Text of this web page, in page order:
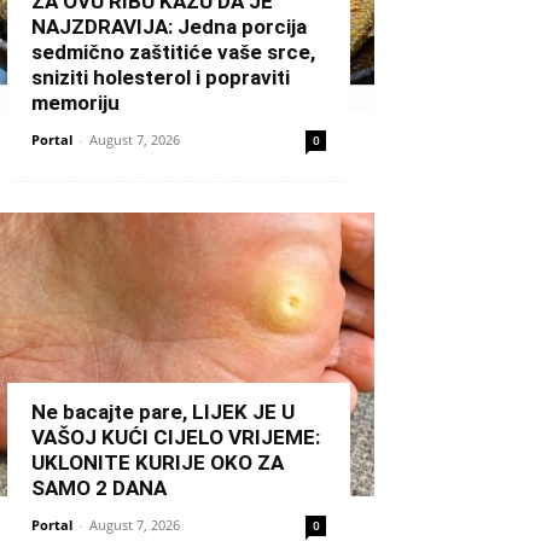
NAJZDRAVIJA: Jedna porcija
sedmično zaštitiće vaše srce,
sniziti holesterol i popraviti
memoriju
Portal - August 7, 2026 0
Ne bacajte pare, LIJEK JE U
VAŠOJ KUĆI CIJELO VRIJEME:
UKLONITE KURIJE OKO ZA
SAMO 2 DANA
Portal - August 7, 2026 0